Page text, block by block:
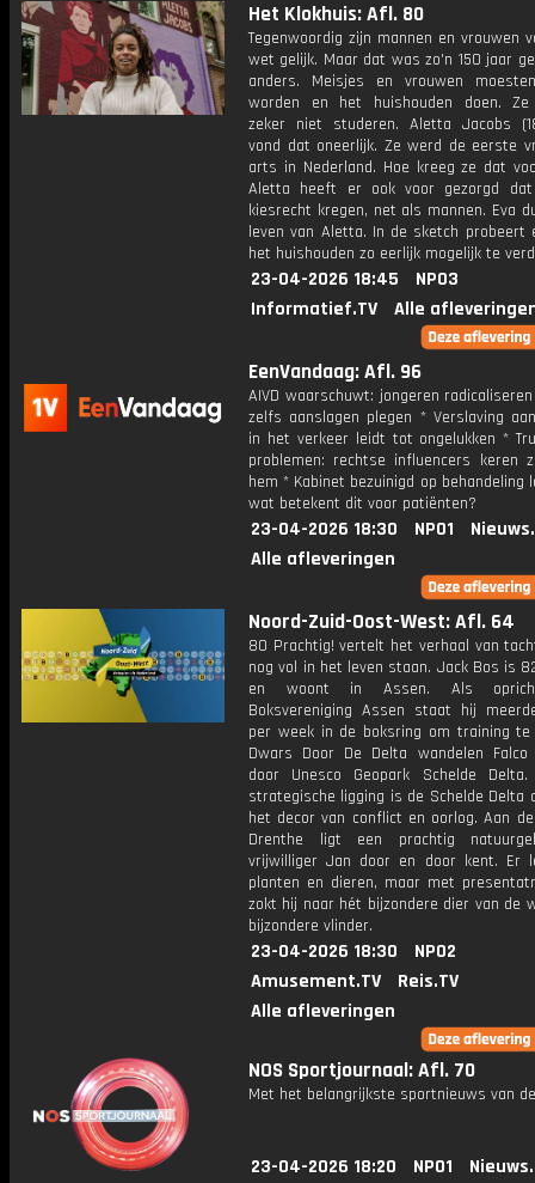
Het Klokhuis: Afl. 80
Tegenwoordig zijn mannen en vrouwen
wet gelijk. Maar dat was zo'n 150 jaar
anders. Meisjes en vrouwen
worden en het huishouden doen. Ze
zeker niet studeren. Aletta Jacobs
vond dat oneerlijk. Ze werd de eerste
arts in Nederland. Hoe kreeg ze dat
Aletta heeft er ook voor gezorgd dat
kiesrecht kregen, net als mannen. Eva
leven van Aletta. In de sketch probeert
het huishouden zo eerlijk mogelijk te
23-04-2026 18:45
NPO3
Informatief.TV
Alle
EenVandaag: Afl. 96
AIVD waarschuwt: jongeren
zelfs aanslagen plegen * Verslaving
in het verkeer leidt tot ongelukken *
problemen: rechtse influencers keren
hem * Kabinet bezuinigd op behandeling
wat betekent dit voor patiënten?
23-04-2026 18:30 NPO1
Alle afleveringen
Noord-Zuid-Oost-West: Afl. 64
80 Prachtig! vertelt het verhaal van
nog vol in het leven staan. Jack Bos is
en woont in Assen. Als
Boksvereniging Assen staat hij
per week in de boksring om training te
Dwars Door De Delta wandelen
door Unesco Geopark Schelde
strategische ligging is de Schelde Delta
het decor van conflict en oorlog. Aan
Drenthe ligt een prachtig
vrijwilliger Jan door en door kent. Er
planten en dieren, maar met
zokt hij naar hét bijzondere dier van de
bijzondere vlinder.
23-04-2026 18:30
NPO2
Amusement.TV
Reis.TV
Alle afleveringen
NOS Sportjournaal: Afl. 70
Met het belangrijkste sportnieuws van
23-04-2026 18:20 NPO1